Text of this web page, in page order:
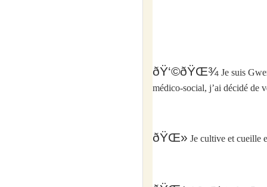
ðŸ‘©‍ðŸŒ¾ Je suis
médico-social, j’ai décidé de
ðŸŒ» Je cultive et cueille